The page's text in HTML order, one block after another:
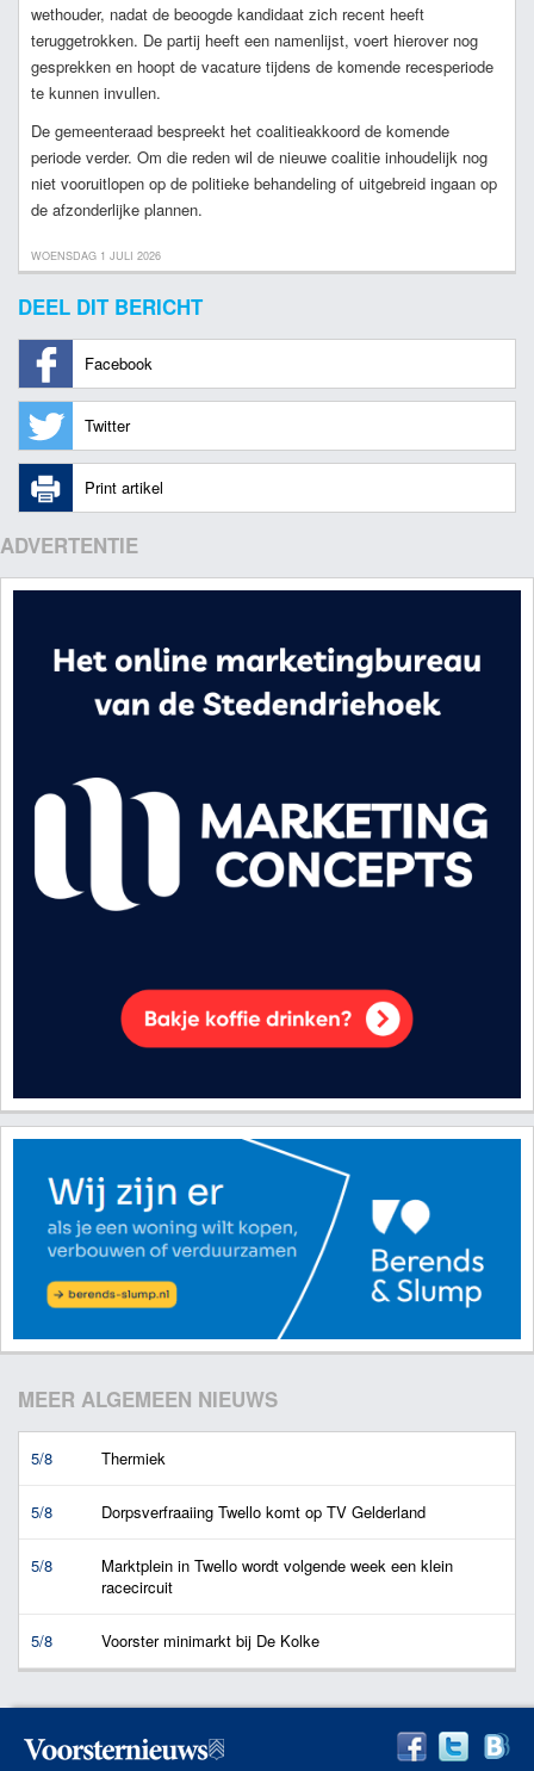
wethouder, nadat de beoogde kandidaat zich recent heeft
teruggetrokken. De partij heeft een namenlijst, voert hierover nog
gesprekken en hoopt de vacature tijdens de komende recesperiode
te kunnen invullen.
De gemeenteraad bespreekt het coalitieakkoord de komende
periode verder. Om die reden wil de nieuwe coalitie inhoudelijk nog
niet vooruitlopen op de politieke behandeling of uitgebreid ingaan op
de afzonderlijke plannen.
WOENSDAG 1 JULI 2026
DEEL DIT BERICHT
Facebook
Twitter
Print artikel
ADVERTENTIE
MEER ALGEMEEN NIEUWS
5/8 Thermiek
5/8 Dorpsverfraaiing Twello komt op TV Gelderland
5/8
Marktplein in Twello wordt volgende week een klein
racecircuit
5/8 Voorster minimarkt bij De Kolke